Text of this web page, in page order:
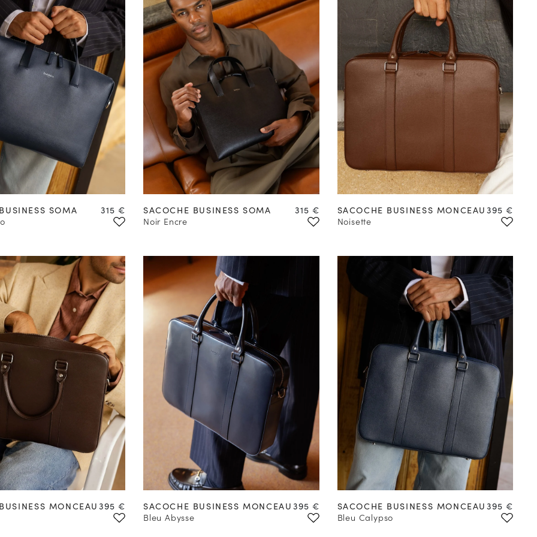
SOMA
Prix
315 €
SACOCHE BUSINESS SOMA
Noir Encre
Prix
315 €
SACOCHE BUSINESS MONCEAU
Noisette
Prix
395 €
MONCEAU Prix
395 €
SACOCHE BUSINESS MONCEAU
Bleu Abysse
Prix
395 €
SACOCHE BUSINESS MONCEAU
Bleu Calypso
Prix
395 €